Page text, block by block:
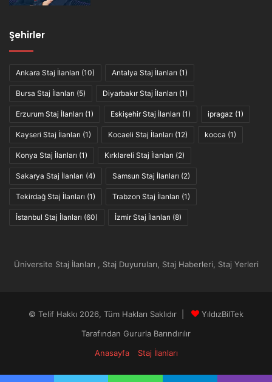
Şehirler
Ankara Staj İlanları (10) Antalya Staj İlanları (1)
Bursa Staj İlanları (5) Diyarbakır Staj İlanları (1)
Erzurum Staj İlanları (1) Eskişehir Staj İlanları (1) ipragaz (1)
Kayseri Staj İlanları (1) Kocaeli Staj İlanları (12) kocca (1)
Konya Staj İlanları (1) Kırklareli Staj İlanları (2)
Sakarya Staj İlanları (4) Samsun Staj İlanları (2)
Tekirdağ Staj İlanları (1) Trabzon Staj İlanları (1)
İstanbul Staj İlanları (60) İzmir Staj İlanları (8)
Üniversite Staj İlanları , Staj Duyuruları, Staj Haberleri, Staj Yerleri
© Telif Hakkı 2026, Tüm Hakları Saklıdır |
YıldızBilTek
Tarafından Gururla Barındırılır
Anasayfa
Staj İlanları